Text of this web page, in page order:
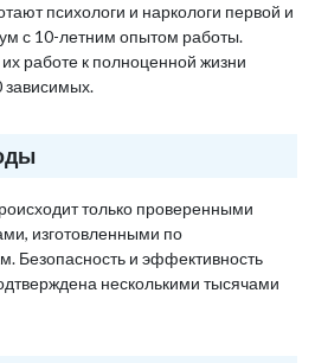
психологи и наркологи первой и
с 10-летним опытом работы.
работе к полноценной жизни
только проверенными
изготовленными по
Безопасность и эффективность
несколькими тысячами